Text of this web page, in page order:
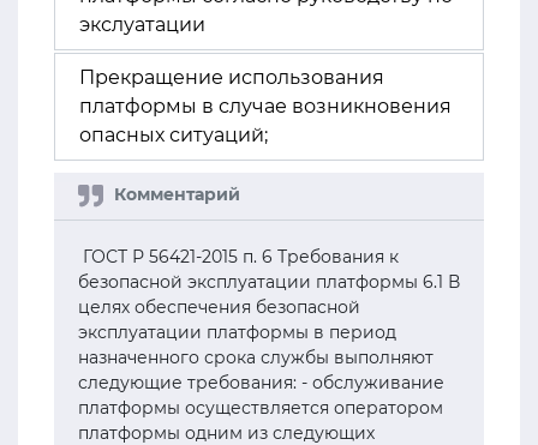
экслуатации
Прекращение использования
платформы в случае возникновения
опасных ситуаций;
ГОСТ Р 56421-2015 п. 6 Требования к
безопасной эксплуатации платформы 6.1 В
целях обеспечения безопасной
эксплуатации платформы в период
назначенного срока службы выполняют
следующие требования: - обслуживание
платформы осуществляется оператором
платформы одним из следующих